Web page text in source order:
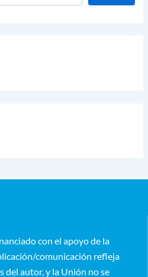
con el apoyo de la
comunicación refleja
del autor, y la Unión no se